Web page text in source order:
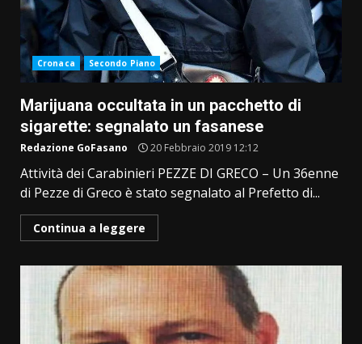
Cronaca Secondo Piano
Marijuana occultata in un pacchetto di
sigarette: segnalato un fasanese
Redazione GoFasano 20 Febbraio 2019 12:12
Attività dei Carabinieri PEZZE DI GRECO – Un 36enne
di Pezze di Greco è stato segnalato al Prefetto di...
Continua a leggere